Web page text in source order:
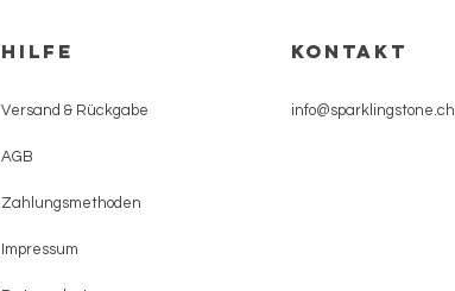
HILFE
Versand & Rückgabe
AGB
Zahlungsmethoden
Impressum
KONTAKT
info@sparklingstone.ch